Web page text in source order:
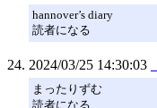
hannover’s diary
読者になる
2024/03/25 14:30:03
まったりずむ
読者になる